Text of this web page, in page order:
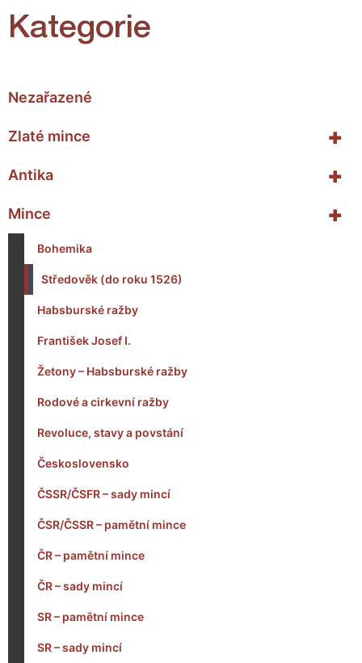
Kategorie
Nezařazené
+
Zlaté mince
+
Antika
+
Mince
Bohemika
Středověk (do roku 1526)
Habsburské ražby
František Josef I.
Žetony – Habsburské ražby
Rodové a cirkevní ražby
Revoluce, stavy a povstání
Československo
ČSSR/ČSFR – sady mincí
ČSR/ČSSR – pamětní mince
ČR – pamětní mince
ČR – sady mincí
SR – pamětní mince
SR – sady mincí